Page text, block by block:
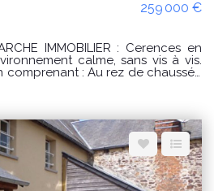
259 000 €
: Cerences en
calme, sans vis à vis.
Au rez de chaussée
un dressing aménagé, -une salle
annuelles d'énergie pour un
€ et 3920 € / an. Prix moyens
les années 2021, 2022, 2023